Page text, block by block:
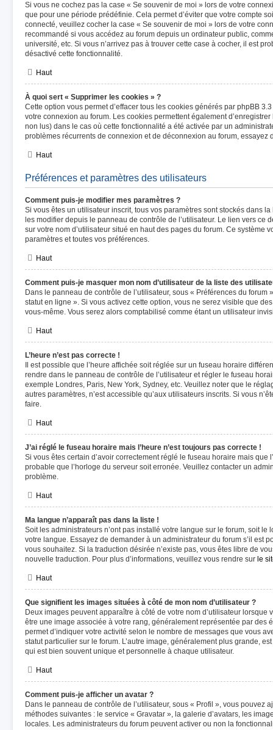
Si vous ne cochez pas la case « Se souvenir de moi » lors de votre
que pour une période prédéfinie. Cela permet d’éviter que votre compte
connecté, veuillez cocher la case « Se souvenir de moi » lors de votre
recommandé si vous accédez au forum depuis un ordinateur public,
université, etc. Si vous n’arrivez pas à trouver cette case à cocher, il est
désactivé cette fonctionnalité.
Haut
À quoi sert « Supprimer les cookies » ?
Cette option vous permet d’effacer tous les cookies générés par phpBB
votre connexion au forum. Les cookies permettent également
non lus) dans le cas où cette fonctionnalité a été activée par un
problèmes récurrents de connexion et de déconnexion au forum, essayez
Haut
Préférences et paramètres des utilisateurs
Comment puis-je modifier mes paramètres ?
Si vous êtes un utilisateur inscrit, tous vos paramètres sont stockés dans
les modifier depuis le panneau de contrôle de l’utilisateur. Le lien vers ce
sur votre nom d’utilisateur situé en haut des pages du forum. Ce système
paramètres et toutes vos préférences.
Haut
Comment puis-je masquer mon nom d’utilisateur de la liste des
Dans le panneau de contrôle de l’utilisateur, sous « Préférences du forum
statut en ligne ». Si vous activez cette option, vous ne serez visible que
vous-même. Vous serez alors comptabilisé comme étant un utilisateur
Haut
L’heure n’est pas correcte !
Il est possible que l’heure affichée soit réglée sur un fuseau horaire
rendre dans le panneau de contrôle de l’utilisateur et régler le fuseau
exemple Londres, Paris, New York, Sydney, etc. Veuillez noter que le
autres paramètres, n’est accessible qu’aux utilisateurs inscrits. Si vous
faire.
Haut
J’ai réglé le fuseau horaire mais l’heure n’est toujours pas correcte !
Si vous êtes certain d’avoir correctement réglé le fuseau horaire mais que
probable que l’horloge du serveur soit erronée. Veuillez contacter un
problème.
Haut
Ma langue n’apparaît pas dans la liste !
Soit les administrateurs n’ont pas installé votre langue sur le forum, soit le
votre langue. Essayez de demander à un administrateur du forum s’il est
vous souhaitez. Si la traduction désirée n’existe pas, vous êtes libre de
nouvelle traduction. Pour plus d’informations, veuillez vous rendre sur le
Haut
Que signifient les images situées à côté de mon nom d’utilisateur ?
Deux images peuvent apparaître à côté de votre nom d’utilisateur lorsque
être une image associée à votre rang, généralement représentée par des
permet d’indiquer votre activité selon le nombre de messages que vous
statut particulier sur le forum. L’autre image, généralement plus grande,
qui est bien souvent unique et personnelle à chaque utilisateur.
Haut
Comment puis-je afficher un avatar ?
Dans le panneau de contrôle de l’utilisateur, sous « Profil », vous pouvez
méthodes suivantes : le service « Gravatar », la galerie d’avatars, les
locales. Les administrateurs du forum peuvent activer ou non la